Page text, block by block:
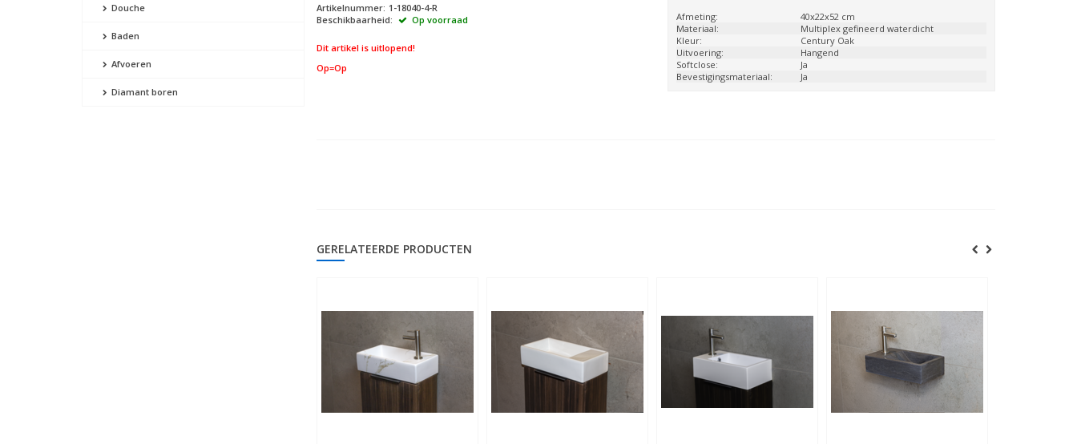
Douche
Baden
Afvoeren
Diamant boren
Artikelnummer: 1-18040-4-R
Beschikbaarheid:
Op voorraad
Dit artikel is uitlopend!
Op=Op
Afmeting:
40x22x52 cm
Materiaal:
Multiplex gefineerd waterdicht
Kleur:
Century Oak
Uitvoering:
Hangend
Softclose:
Ja
Bevestigingsmateriaal:
Ja
GERELATEERDE PRODUCTEN